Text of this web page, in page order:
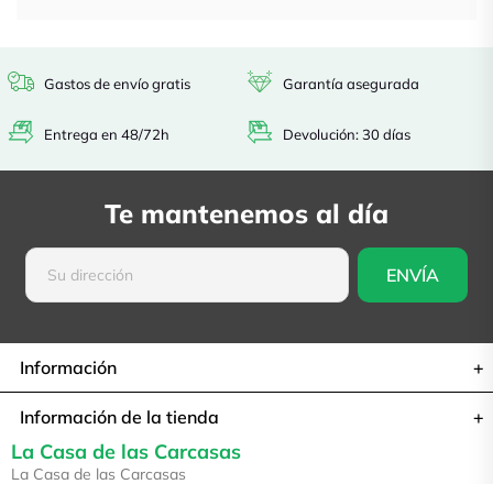
Gastos de envío gratis
Entrega en 48/72h
Garantía asegurada
Devolución: 30 días
Te mantenemos al día
Información
Información de la tienda
La Casa de las Carcasas
La Casa de las Carcasas